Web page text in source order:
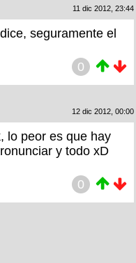
11 dic 2012, 23:44
seguramente el
0
12 dic 2012, 00:00
lo peor es que hay
y todo xD
0